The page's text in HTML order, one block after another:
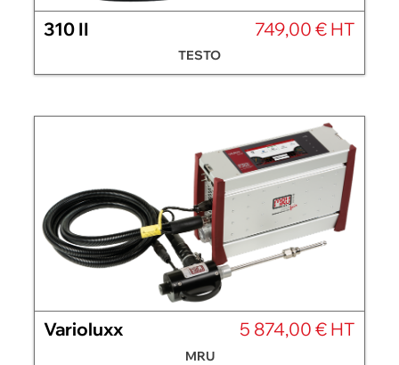
310 II 749,00 € HT
TESTO
Varioluxx 5 874,00 € HT
MRU